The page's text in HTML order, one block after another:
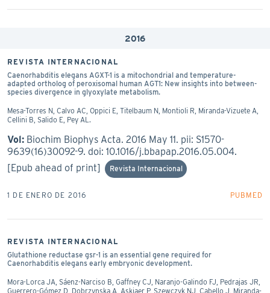
2016
REVISTA INTERNACIONAL
Caenorhabditis elegans AGXT-1 is a mitochondrial and temperature-
adapted ortholog of peroxisomal human AGT1: New insights into between-
species divergence in glyoxylate metabolism.
Mesa-Torres N, Calvo AC, Oppici E, Titelbaum N, Montioli R, Miranda-Vizuete A,
Cellini B, Salido E, Pey AL.
Vol: Biochim Biophys Acta. 2016 May 11. pii: S1570-
9639(16)30092-9. doi: 10.1016/j.bbapap.2016.05.004.
[Epub ahead of print]
Revista Internacional
1 DE ENERO DE 2016 PUBMED
REVISTA INTERNACIONAL
Glutathione reductase gsr-1 is an essential gene required for
Caenorhabditis elegans early embryonic development.
Mora-Lorca JA, Sáenz-Narciso B, Gaffney CJ, Naranjo-Galindo FJ, Pedrajas JR,
Guerrero-Gómez D, Dobrzynska A, Askjaer P, Szewczyk NJ, Cabello J, Miranda-